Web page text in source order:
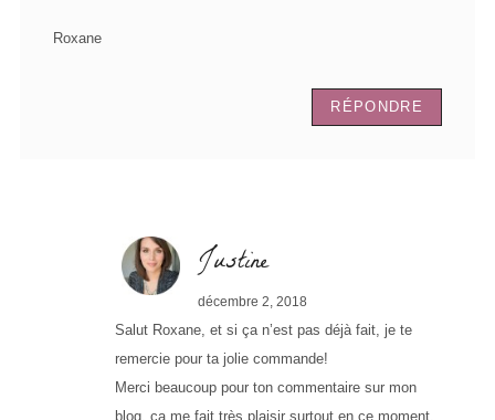
Roxane
RÉPONDRE
Justine
décembre 2, 2018
Salut Roxane, et si ça n’est pas déjà fait, je te
remercie pour ta jolie commande!
Merci beaucoup pour ton commentaire sur mon
blog, ça me fait très plaisir surtout en ce moment,